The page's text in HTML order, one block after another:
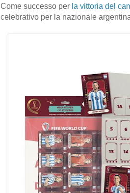
Come successo per la vittoria del
celebrativo per la nazionale